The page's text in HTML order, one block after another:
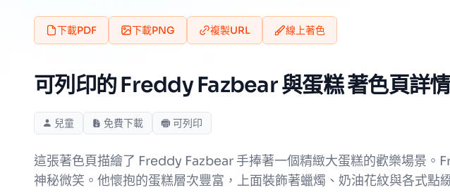
下載PDF 下載PNG 複製URL 線上著色
可列印的 Freddy Fazbear 與蛋糕 著色頁詳情
兒童 免費下載 可列印
這張著色頁描繪了 Freddy Fazbear 手捧著一個精緻大蛋糕的歡樂場景
神秘微笑。他懷抱的蛋糕層次豐富，上面裝飾著蠟燭、奶油花紋與各式